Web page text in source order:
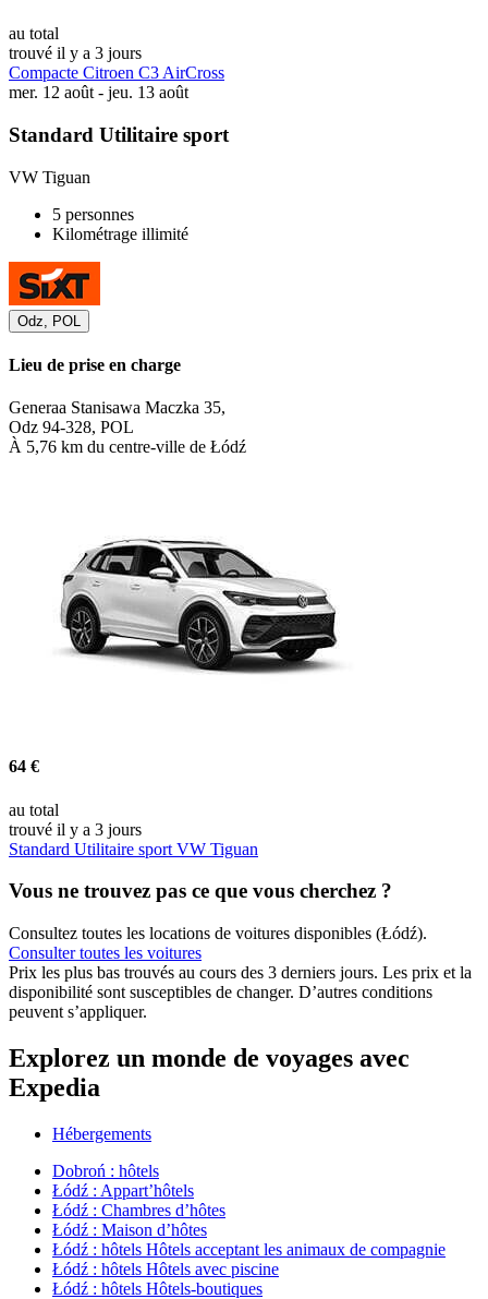
au total
trouvé il y a 3 jours
Compacte Citroen C3 AirCross
mer. 12 août - jeu. 13 août
Standard Utilitaire sport
VW Tiguan
5 personnes
Kilométrage illimité
Odz, POL
Lieu de prise en charge
Generaa Stanisawa Maczka 35,
Odz 94-328, POL
À 5,76 km du centre-ville de Łódź
64 €
au total
trouvé il y a 3 jours
Standard Utilitaire sport VW Tiguan
Vous ne trouvez pas ce que vous cherchez ?
Consultez toutes les locations de voitures disponibles (Łódź).
Consulter toutes les voitures
Prix les plus bas trouvés au cours des 3 derniers jours. Les prix et la
disponibilité sont susceptibles de changer. D’autres conditions
peuvent s’appliquer.
Explorez un monde de voyages avec
Expedia
Hébergements
Dobroń : hôtels
Łódź : Appart’hôtels
Łódź : Chambres d’hôtes
Łódź : Maison d’hôtes
Łódź : hôtels Hôtels acceptant les animaux de compagnie
Łódź : hôtels Hôtels avec piscine
Łódź : hôtels Hôtels-boutiques